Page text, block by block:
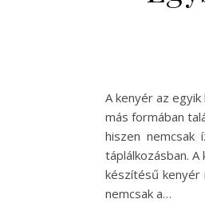
A kenyér az
más formában
hiszen nemcsak
táplálkozásban.
készítésű kenyér
nemcsak a…